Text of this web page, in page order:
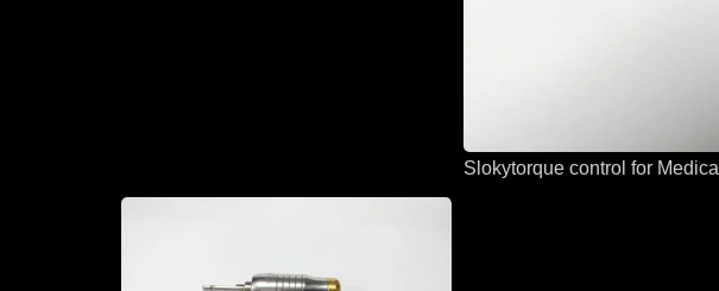
Slokytorque control for Medical